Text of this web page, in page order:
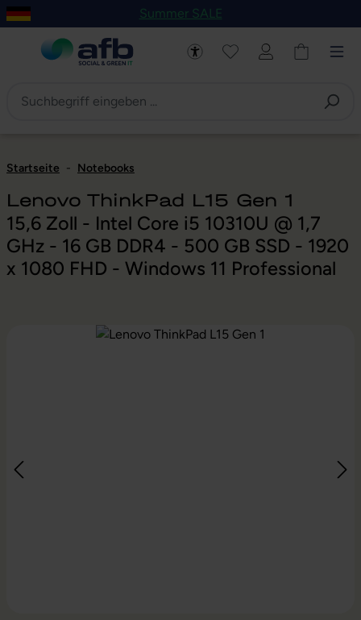
Hauptinhalt springen
Zur Navigation der B2B-Plattform springen
Summer SALE
Startseite - Notebooks
Lenovo ThinkPad L15 Gen 1
15,6 Zoll - Intel Core i5 10310U @ 1,7
GHz - 16 GB DDR4 - 500 GB SSD - 1920
x 1080 FHD - Windows 11 Professional
Bildergalerie überspringen